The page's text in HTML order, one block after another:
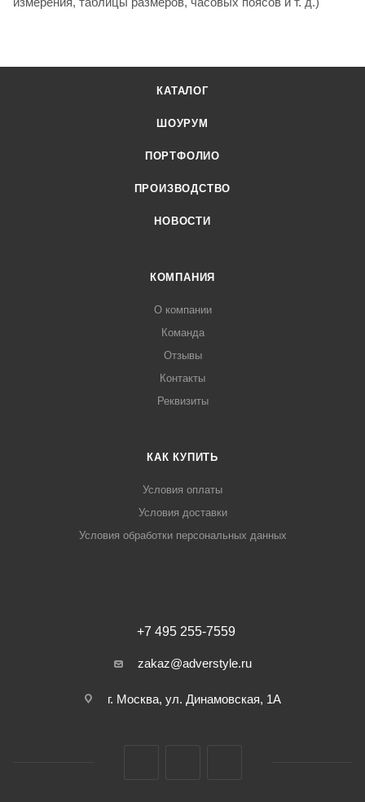
КАТАЛОГ
ШОУРУМ
ПОРТФОЛИО
ПРОИЗВОДСТВО
НОВОСТИ
КОМПАНИЯ
О компании
Команда
Отзывы
Контакты
Реквизиты
КАК КУПИТЬ
Условия оплаты
Условия доставки
Условия обработки персональных данных
+7 495 255-7559
zakaz@adverstyle.ru
г. Москва, ул. Динамовская, 1А